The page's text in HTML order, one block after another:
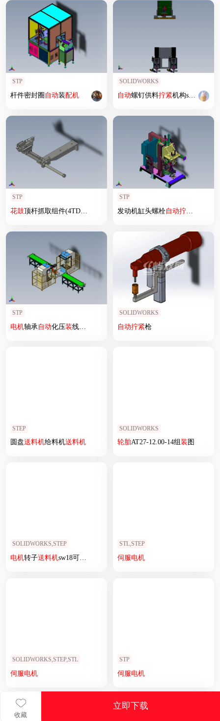
收藏
立即下载
STP
杆件密封圈 自动装配机
SOLIDWORKS
自动螺钉供料拧紧机构sw23
STP
花鼓顶杆抓取组件(4TDGS)
STP
发动机缸头螺栓自动拧紧
STP
电机轴承自动化压装线设计
SOLIDWORKS
自动拧紧枪
STEP
圆盘送料机给料机送料机
SOLIDWORKS
轮胎AT27-12.00-14组装图
SOLIDWORKS,STEP
电机转子送料机sw18可编辑
STL,STEP
伺服电机
SOLIDWORKS,STEP,STL
伺服电机
STP
伺服电机